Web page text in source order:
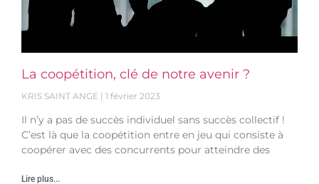
La coopétition, clé de notre avenir ?
KRIS SAINT ANGE 1 février 2023
Il n’y a pas de succès individuel sans succès collectif !
C’est là que la coopétition entre en jeu qui consiste à
coopérer avec des concurrents pour atteindre des
Lire plus...